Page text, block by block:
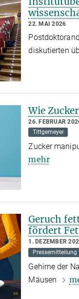
22. MAI 2026
diskutierten
Wie
26. FEBRUAR
Tittgemeyer
Zucker
mehr
Geruch
fördert
1. DEZEMBER
Pressemitteilung
Gehirne der
Mäusen